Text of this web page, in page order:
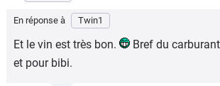
En réponse à Twin1
Et le vin est très bon.
Bref du
et pour bibi.